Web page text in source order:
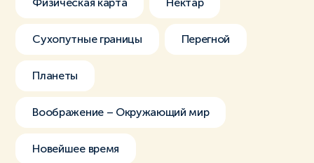
Физическая карта Нектар
Сухопутные границы Перегной
Планеты
Воображение – Окружающий мир
Новейшее время